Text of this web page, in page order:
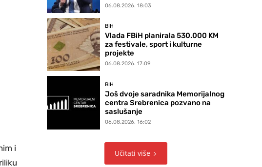
i
06.08.2026. 18:03
BIH
Vlada FBiH planirala 530.000 KM
za festivale, sport i kulturne
projekte
06.08.2026. 17:09
BIH
Još dvoje saradnika Memorijalnog
centra Srebrenica pozvano na
saslušanje
06.08.2026. 16:02
Učitati više